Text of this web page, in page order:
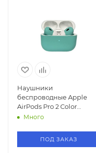
Наушники
беспроводные Apple
AirPods Pro 2 Color
(Tiffany/Тиффани)
Много
ПОД ЗАКАЗ